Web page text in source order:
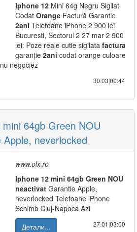
Iphone 12 Mini 64g Negru Sigilat
Codat Orange Factură Garantie
2ani Telefoane iPhone 2 900 lei
Bucuresti, Sectorul 2 27 mar 2 900
lei: Poze reale cutie sigilata factura
garanție 2ani codat orange culoare
negociez
30.03|00:44
64gb Green NOU
neverlocked
www.olx.ro
Iphone 12 mini 64gb Green NOU
neactivat Garantie Apple,
neverlocked Telefoane iPhone
Schimb Cluj-Napoca Azi
Детали...
27.01|03:00